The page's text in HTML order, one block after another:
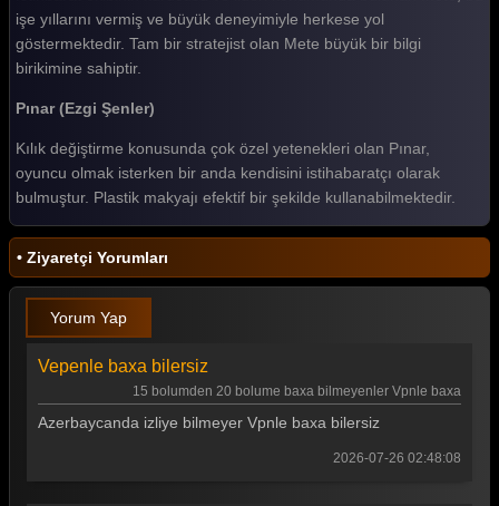
Teşkilat 119. Bölüm
Teşkilat 118. Bölüm
Teşkilat 117. Bölüm
Teşkilat 116. Bölüm
Teşkilat 115. Bölüm
Teşkilat 114. Bölüm
Teşkilat 113. Bölüm
Teşkilat 112. Bölüm
Teşkilat 110. Bölüm
Teşkilat 109. Bölüm
işe yıllarını vermiş ve büyük deneyimiyle herkese yol
göstermektedir. Tam bir stratejist olan Mete büyük bir bilgi
birikimine sahiptir.
Pınar (Ezgi Şenler)
Kılık değiştirme konusunda çok özel yetenekleri olan Pınar,
oyuncu olmak isterken bir anda kendisini istihabaratçı olarak
bulmuştur. Plastik makyajı efektif bir şekilde kullanabilmektedir.
• Ziyaretçi Yorumları
Yorum Yap
Vepenle baxa bilersiz
15 bolumden 20 bolume baxa bilmeyenler Vpnle baxa
Azerbaycanda izliye bilmeyer Vpnle baxa bilersiz
2026-07-26 02:48:08